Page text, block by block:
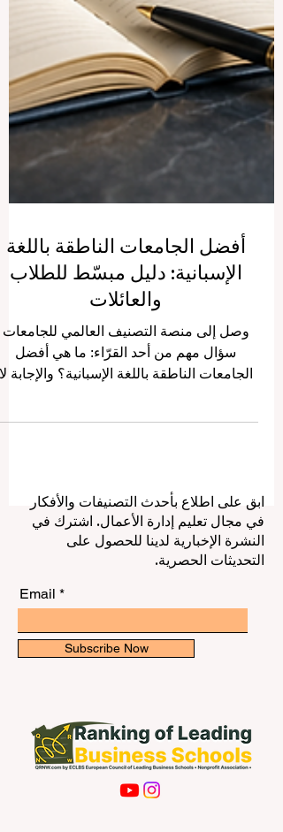
أفضل الجامعات الناطقة باللغة
الإسبانية: دليل مبسّط للطلاب
والعائلات
وصل إلى منصة التصنيف العالمي للجامعات
سؤال مهم من أحد القرّاء: ما هي أفضل
الحياة الجامعية. العالم الناطق باللغة
واسع وغني، ويشمل إسبانيا والمكسيك
والأرجنتين وتشيلي وكولومبيا ودولاً أخرى
مؤسسات تعليمية معروفة بتاريخها الأكاديمي
ابق على اطلاع بأحدث التصنيفات والأفكار
في مجال تعليم إدارة الأعمال. اشترك في
Email